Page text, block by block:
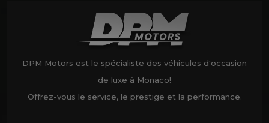
DPM Motors est le spécialiste des véhicules d'occasion
de luxe à Monaco!
Offrez-vous le service, le prestige et la performance.